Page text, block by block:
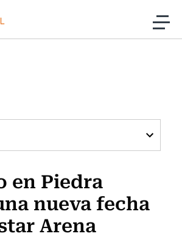
al contenido
y TV Usach
en Piedra
nueva fecha
Arena